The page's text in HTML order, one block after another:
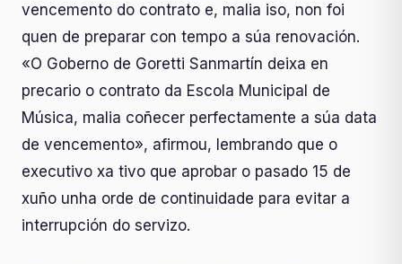
vencemento do contrato e, malia iso, non foi
quen de preparar con tempo a súa renovación.
«O Goberno de Goretti Sanmartín deixa en
precario o contrato da Escola Municipal de
Música, malia coñecer perfectamente a súa data
de vencemento», afirmou, lembrando que o
executivo xa tivo que aprobar o pasado 15 de
xuño unha orde de continuidade para evitar a
interrupción do servizo.